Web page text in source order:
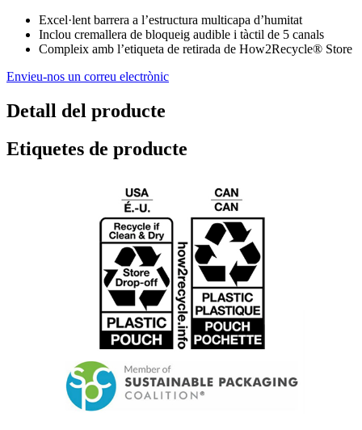
Excel·lent barrera a l’estructura multicapa d’humitat
Inclou cremallera de bloqueig audible i tàctil de 5 canals
Compleix amb l’etiqueta de retirada de How2Recycle® Store
Envieu-nos un correu electrònic
Detall del producte
Etiquetes de producte